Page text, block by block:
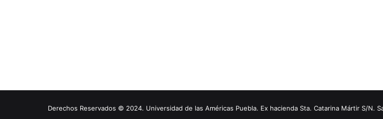
Derechos Reservados © 2024. Universidad de las Américas Puebla. Ex hacienda Sta. Catarina Mártir S/N.